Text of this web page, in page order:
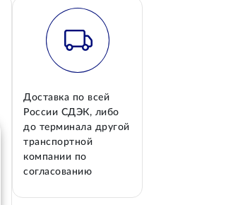
Доставка по всей
России СДЭК, либо
до терминала другой
транспортной
компании по
согласованию